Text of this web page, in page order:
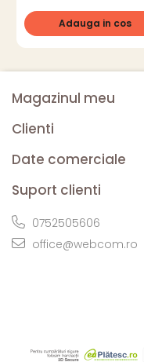
Adauga in cos
Magazinul meu
Clienti
Date comerciale
Suport clienti
0752505606
office@webcom.ro